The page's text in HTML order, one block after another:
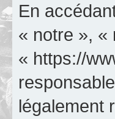
En
« notre », «
« https://
légalement